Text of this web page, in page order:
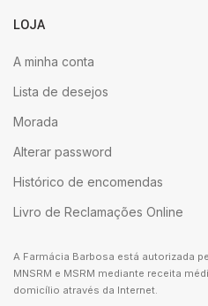
LOJA
A minha conta
Lista de desejos
Morada
Alterar password
Histórico de encomendas
Livro de Reclamações Online
A Farmácia Barbosa está autorizada
MNSRM e MSRM mediante receita
domicílio através da Internet.